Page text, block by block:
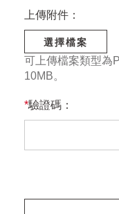
上傳附件：
選擇檔案
可上傳檔案類型為
10MB。
*驗證碼：